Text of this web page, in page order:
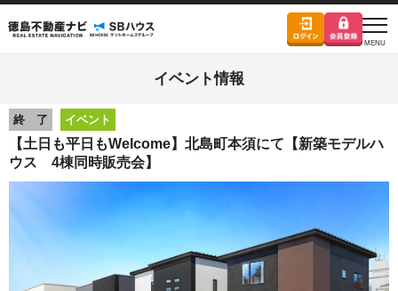
イベント情報
終 了 イベント
【土日も平日もWelcome】北島町本須にて【新築モデルハ
ウス 4棟同時販売会】